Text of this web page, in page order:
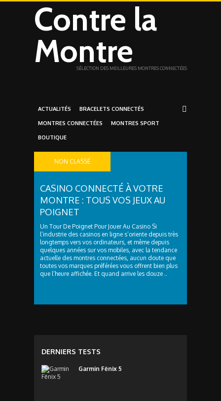
Contre la
Montre
SÉLECTION DES MEILLEURES MONTRES CONNECTÉES
ACTUALITÉS BRACELETS CONNECTÉS
MONTRES CONNECTÉES MONTRES SPORT
BOUTIQUE
NON CLASSÉ
CASINO CONNECTÉ À VOTRE
MONTRE : TOUS VOS JEUX AU
POIGNET
Un Tour De Poignet Pour Jouer Au Casino Si
l’industrie des casinos en ligne s’oriente depuis très
longtemps vers vos ordinateurs, et même depuis
quelques années sur vos mobiles, avec la tendance
actuelle des montres connectées, aucun doute que
toutes vos marques préférées vous offrent bien plus
que l’heure affichée. Et quand arrive les douze ..
DERNIERS TESTS
Garmin Fēnix 5